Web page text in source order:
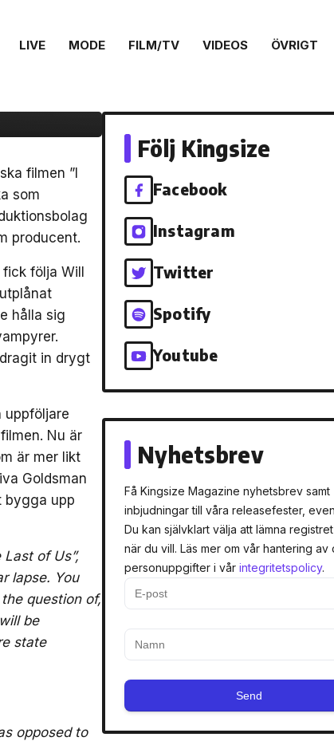
LIVE MODE FILM/TV VIDEOS ÖVRIGT
filmen ”I
som
producent.
följa Will
hålla sig
in drygt
uppföljare
Nu är
är mer likt
Goldsman
bygga upp
of Us”,
lapse. You
question of,
be
state
opposed to
Följ Kingsize
Facebook
Instagram
Twitter
Spotify
Youtube
Nyhetsbrev
Få Kingsize Magazine nyhetsbrev samt
inbjudningar till våra releasefester,
Du kan självklart välja att lämna
när du vill. Läs mer om vår hantering av
personuppgifter i vår integritetspolicy.
Send